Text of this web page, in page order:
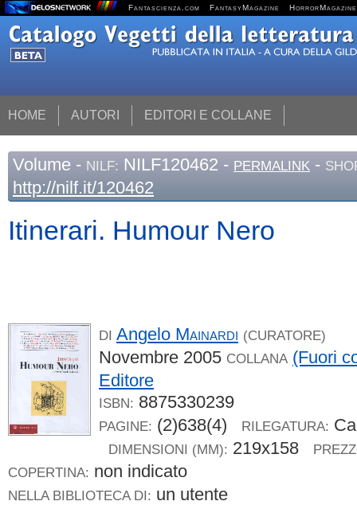
Fantascienza.com FantasyMagazine HorrorMagazine
HOME AUTORI EDITORI E COLLANE
Volume - NILF: NILF120462 - PERMALINK -
http://nilf.it/120462
Itinerari. Humour Nero
DI Angelo Mainardi (CURATORE)
Novembre 2005 COLLANA (Fuori
Editore
ISBN: 8875330239
PAGINE: (2)638(4) RILEGATURA:
DIMENSIONI (MM): 219x158
COPERTINA: non indicato
NELLA BIBLIOTECA DI: un utente